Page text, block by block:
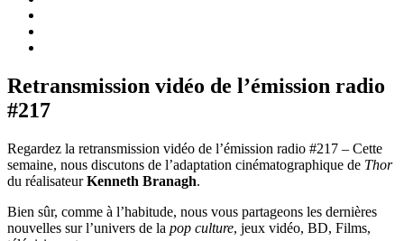
Retransmission vidéo de l’émission radio
#217
Regardez la retransmission vidéo de l’émission radio #217 – Cette
semaine, nous discutons de l’adaptation cinématographique de Thor
du réalisateurKenneth Branagh.
Bien sûr, comme à l’habitude, nous vous partageons les dernières
nouvelles sur l’univers de la pop culture, jeux vidéo, BD, Films,